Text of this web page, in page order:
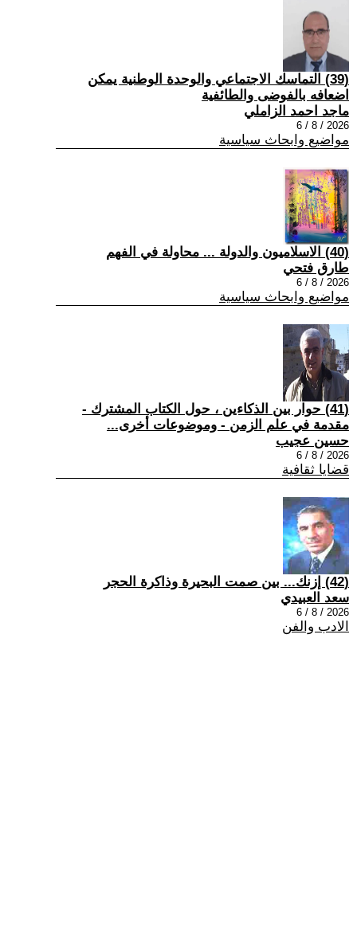
(39) التماسك الاجتماعي والوحدة الوطنية يمكن
اضعافه بالفوضى والطائفية
ماجد احمد الزاملي
2026 / 8 / 6
مواضيع وابحاث سياسية
(40) الاسلاميون والدولة ... محاولة في الفهم
طارق فتحي
2026 / 8 / 6
مواضيع وابحاث سياسية
(41) حوار بين الذكاءين ، حول الكتاب المشترك -
مقدمة في علم الزمن - وموضوعات أخرى...
حسين عجيب
2026 / 8 / 6
قضايا ثقافية
(42) إزنك... بين صمت البحيرة وذاكرة الحجر
سعد العبيدي
2026 / 8 / 6
الادب والفن